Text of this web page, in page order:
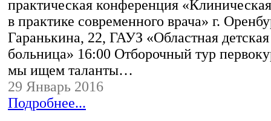
практическая конференция
в практике современного врача» г.
Гаранькина, 22, ГАУЗ «Областная
больница» 16:00 Отборочный тур
мы ищем таланты…
29 Январь 2016
Подробнее...